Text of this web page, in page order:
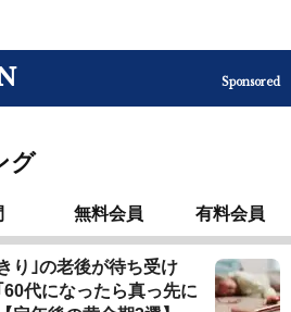
Sponsored
グ
無料会員 有料会員
｣の老後が待ち受け
代になったら真っ先に